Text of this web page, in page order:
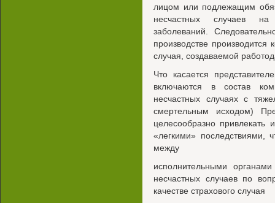
лицом или подлежащим
несчастных случаев на
заболеваний.
производстве
случая, создаваемой
Что касается
включаются в состав
несчастных случаях с
смертельным исходом)
целесообразно привлекать
«легкими» последствиями,
между
исполнительными
несчастных случаев по
качестве страхового случая